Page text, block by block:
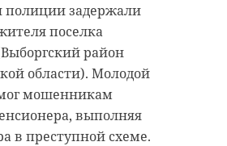
полиции задержали
поселка
район
области). Молодой
мошенникам
выполняя
в преступной схеме.
в
области
множество
- от
до женского
комитет завершил
уголовного дела о
действиях
характера в